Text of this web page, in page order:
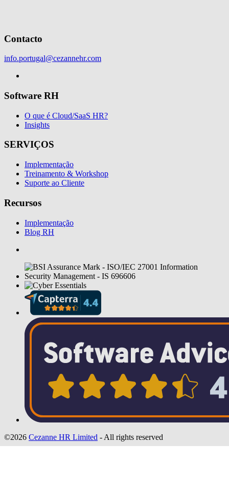
Contacto
info.portugal@cezannehr.com
Software RH
O que é Cloud/SaaS HR?
Insights
SERVIÇOS
Implementação
Treinamento & Workshop
Suporte ao Cliente
Recursos
Implementação
Blog RH
©2026 Cezanne HR Limited - All rights reserved